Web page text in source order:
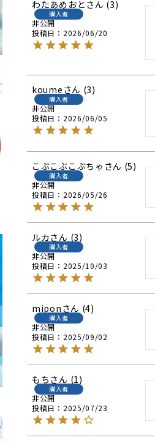
わたあめおと 3
購入者
非公開
投稿日
2026/06/20
koume 3
購入者
非公開
投稿日
2026/06/05
こぶこぶこぶちゃ 5
購入者
非公開
投稿日
2026/05/26
ルカ 3
購入者
非公開
投稿日
2025/10/03
mipon 4
購入者
非公開
投稿日
2025/09/02
もち 1
購入者
非公開
投稿日
2025/07/23